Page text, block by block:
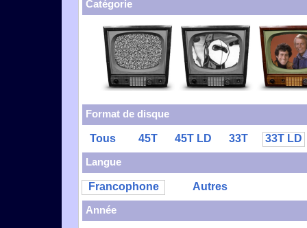
Catégorie
Format de disque
Tous 45T 45T LD 33T
33T LD
Langue
Francophone
Autres
Année